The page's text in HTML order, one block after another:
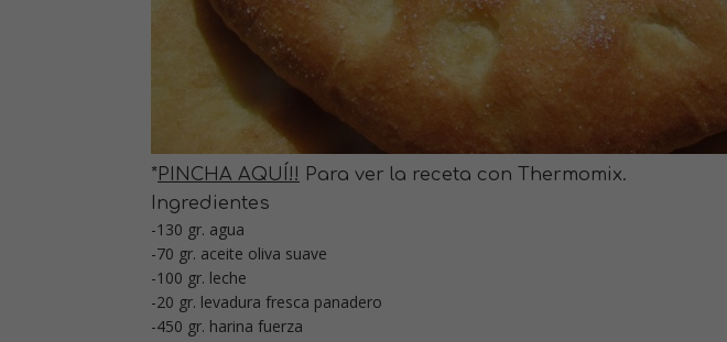
*PINCHA AQUÍ!! Para ver la receta con Thermomix.
Ingredientes
-130 gr. agua
-70 gr. aceite oliva suave
-100 gr. leche
-20 gr. levadura fresca panadero
-450 gr. harina fuerza